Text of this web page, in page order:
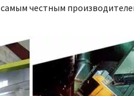
самым честным